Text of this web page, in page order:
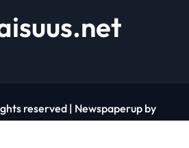
reserved | Newspaperup by